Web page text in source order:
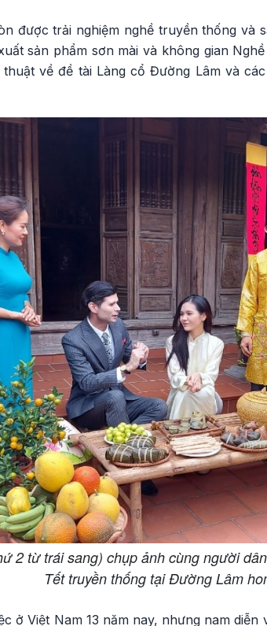
được trải nghiệm nghề truyền thống và
sản phẩm sơn mài và không gian
về đề tài Làng cổ Đường Lâm và
2 từ trái sang) chụp ảnh cùng người
Tết truyền thống tại Đường Lâm
ở Việt Nam 13 năm nay, nhưng nam